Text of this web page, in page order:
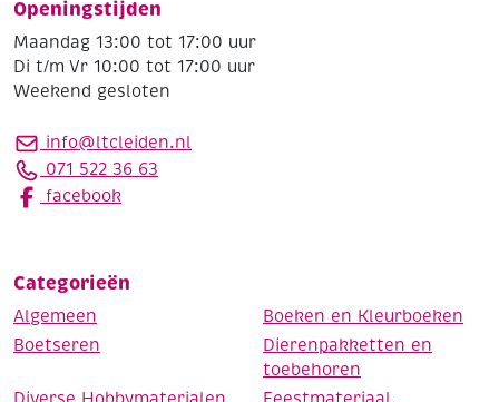
Openingstijden
Maandag 13:00 tot 17:00 uur
Di t/m Vr 10:00 tot 17:00 uur
Weekend gesloten
info@ltcleiden.nl
071 522 36 63
facebook
Categorieën
Algemeen
Boeken en Kleurboeken
Boetseren
Dierenpakketten en
toebehoren